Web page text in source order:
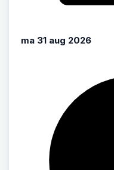
ma 31 aug 2026